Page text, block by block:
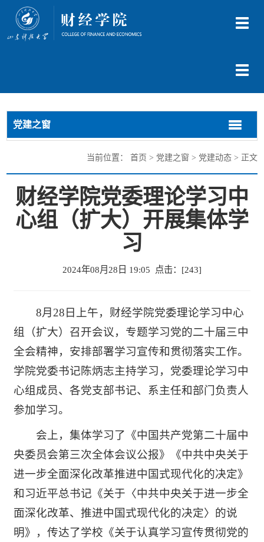
切
切
导
党建之窗
切
换
航
切
换
航
当前位置： 首页 > 党建之窗 > 党建动态> 正文
财经学院党委理论学习中
心组（扩大）开展集体学
习
2024年08月28日 19:05 点击：[243]
8月28日上午，财经学院党委理论学习中心
组（扩大）召开会议，专题学习党的二十届三中
全会精神，安排部署学习宣传和贯彻落实工作。
学院党委书记陈炳志主持学习，党委理论学习中
心组成员、各党支部书记、系主任和部门负责人
参加学习。
会上，集体学习了《中国共产党第二十届中
央委员会第三次全体会议公报》《中共中央关于
进一步全面深化改革推进中国式现代化的决定》
和习近平总书记《关于〈中共中央关于进一步全
面深化改革、推进中国式现代化的决定〉的说
明》，传达了学校《关于认真学习宣传贯彻党的